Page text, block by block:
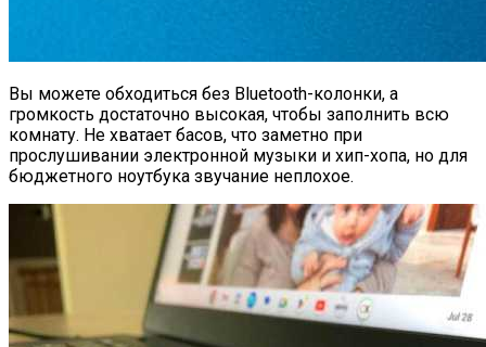
Вы можете обходиться без Bluetooth-колонки, а
громкость достаточно высокая, чтобы заполнить всю
комнату. Не хватает басов, что заметно при
прослушивании электронной музыки и хип-хопа, но для
бюджетного ноутбука звучание неплохое.